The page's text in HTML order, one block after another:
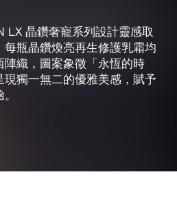
LX 晶鑽奢寵系列設計靈感取
每瓶晶鑽煥亮再生修護乳霜均
陣織，圖案象徵「永恆的時
現獨一無二的優雅美感，賦予